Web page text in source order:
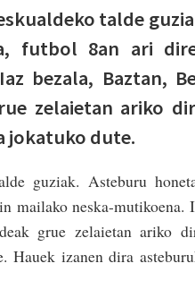
talde
futbol 8an ari
bezala, Baztan,
zelaietan ariko
jokatuko dute.
guziak. Asteburu
mailako neska-mutikoena.
grue zelaietan ariko
Hauek izanen dira